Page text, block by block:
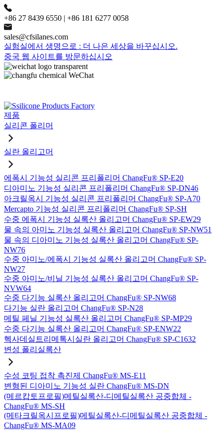
+86 27 8439 6550 | +86 181 6277 0058
sales@cfsilanes.com
실험실에서 생명으로 : 더 나은 세상을 바꾸십시오.
중국 웹 사이트를 방문하십시오
제품
실리콘 폴리머
실란 올리고머
에폭시 기능성 실리콘 프리폴리머 ChangFu® SP-E20
디아미노 기능성 실리콘 프리폴리머 ChangFu® SP-DN46
아크릴옥시 기능성 실리콘 프리폴리머 ChangFu® SP-A70
Mercapto 기능성 실리콘 프리폴리머 ChangFu® SP-SH
수중 에폭시 기능성 실록산 올리고머 ChangFu® SP-EW29
물 속의 아미노 기능성 실록산 올리고머 ChangFu® SP-NW51
물 속의 디아미노 기능성 실록산 올리고머 ChangFu® SP-
NW76
수중 아미노/에폭시 기능성 실록산 올리고머 ChangFu® SP-
NW27
수중 아미노/비닐 기능성 실록산 올리고머 ChangFu® SP-
NVW64
수중 다기능 실록산 올리고머 ChangFu® SP-NW68
다기능 실란 올리고머 ChangFu® SP-N28
메틸 페닐 기능성 실록산 올리고머 ChangFu® SP-MP29
수중 다기능 실록산 올리고머 ChangFu® SP-ENW22
헥사데실트리메톡시실란 올리고머 ChangFu® SP-C1632
변성 폴리실록산
수성 코팅 접착 촉진제 ChangFu® MS-E11
변형된 디아미노 기능성 실란 ChangFu® MS-DN
(메르캅토프로필)메틸실록산-디메틸실록산 공중합체 -
ChangFu® MS-SH
(메타크릴옥시프로필)메틸실록산-디메틸실록산 공중합체 -
ChangFu® MS-MA09